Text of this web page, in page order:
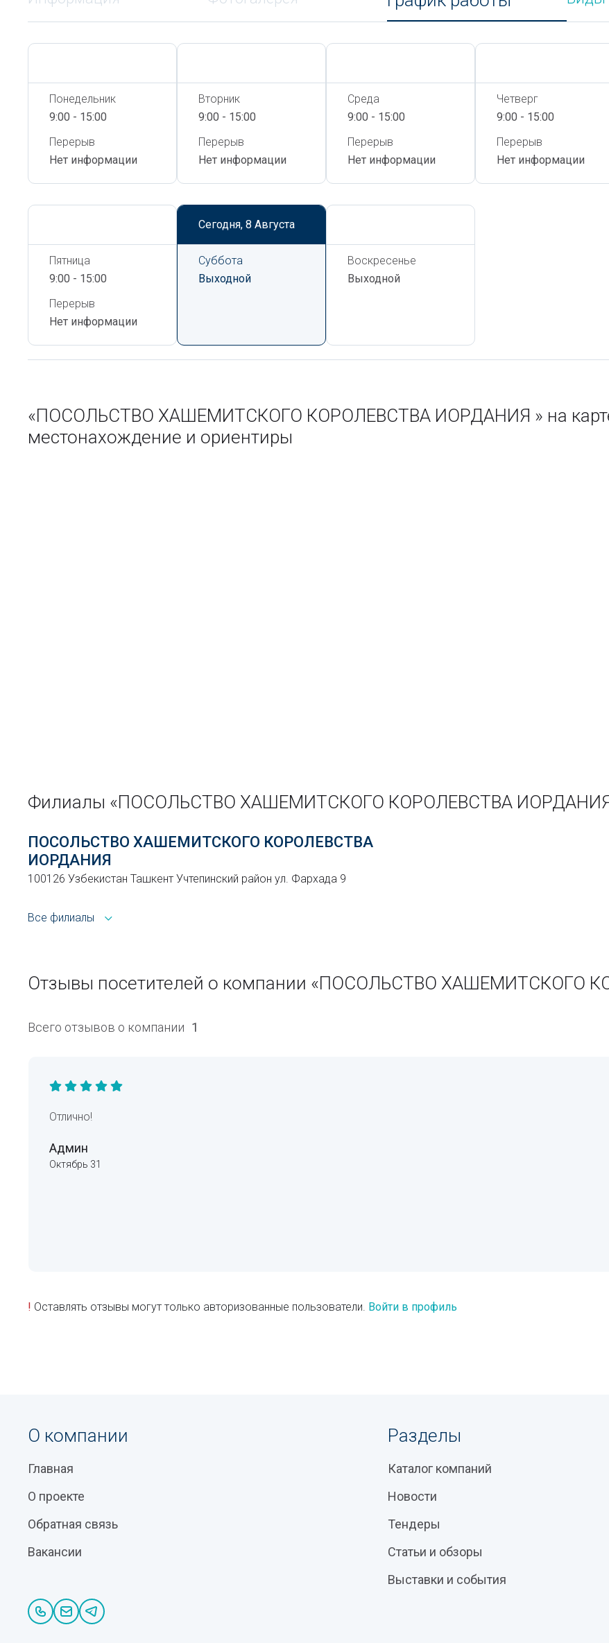
Понедельник
9:00 - 15:00
Перерыв
Нет информации
Вторник
9:00 - 15:00
Перерыв
Нет информации
Среда
9:00 - 15:00
Перерыв
Нет информации
Четверг
9:00 - 15:00
Перерыв
Нет информации
Пятница
9:00 - 15:00
Перерыв
Нет информации
Сегодня, 8 Августа
Суббота
Выходной
Воскресенье
Выходной
«ПОСОЛЬСТВО ХАШЕМИТСКОГО КОРОЛЕВСТВА ИОРДАНИЯ » на
местонахождение и ориентиры
Филиалы «ПОСОЛЬСТВО ХАШЕМИТСКОГО КОРОЛЕВСТВА
ПОСОЛЬСТВО ХАШЕМИТСКОГО КОРОЛЕВСТВА
ИОРДАНИЯ
100126 Узбекистан Ташкент Учтепинский район ул. Фархада 9
Все филиалы
Отзывы посетителей о компании «ПОСОЛЬСТВО ХАШЕМИТСКОГО
Всего отзывов о компании 1
Отлично!
Админ
Октябрь 31
! Оставлять отзывы могут только авторизованные пользователи. Войти в профиль
О компании
Главная
О проекте
Обратная связь
Вакансии
Разделы
Каталог компаний
Новости
Тендеры
Статьи и обзоры
Выставки и события